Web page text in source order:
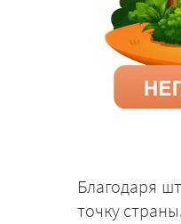
Благодаря
точку страны.